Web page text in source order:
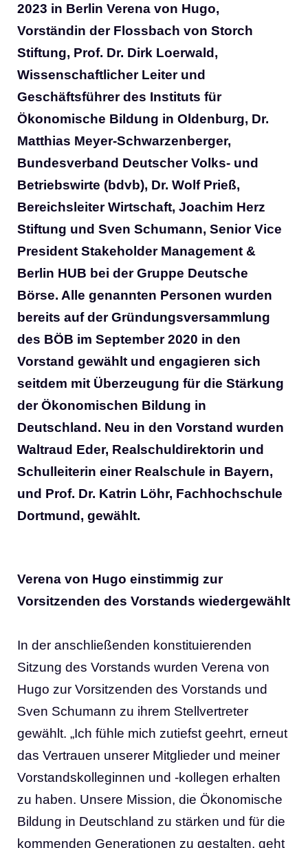
2023 in Berlin Verena von Hugo,
Vorständin der Flossbach von Storch
Stiftung, Prof. Dr. Dirk Loerwald,
Wissenschaftlicher Leiter und
Geschäftsführer des Instituts für
Ökonomische Bildung in Oldenburg, Dr.
Matthias Meyer-Schwarzenberger,
Bundesverband Deutscher Volks- und
Betriebswirte (bdvb), Dr. Wolf Prieß,
Bereichsleiter Wirtschaft, Joachim Herz
Stiftung und Sven Schumann, Senior Vice
President Stakeholder Management &
Berlin HUB bei der Gruppe Deutsche
Börse. Alle genannten Personen wurden
bereits auf der Gründungsversammlung
des BÖB im September 2020 in den
Vorstand gewählt und engagieren sich
seitdem mit Überzeugung für die Stärkung
der Ökonomischen Bildung in
Deutschland. Neu in den Vorstand wurden
Waltraud Eder, Realschuldirektorin und
Schulleiterin einer Realschule in Bayern,
und Prof. Dr. Katrin Löhr, Fachhochschule
Dortmund, gewählt.
Verena von Hugo einstimmig zur
Vorsitzenden des Vorstands wiedergewählt
In der anschließenden konstituierenden
Sitzung des Vorstands wurden Verena von
Hugo zur Vorsitzenden des Vorstands und
Sven Schumann zu ihrem Stellvertreter
gewählt. „Ich fühle mich zutiefst geehrt, erneut
das Vertrauen unserer Mitglieder und meiner
Vorstandskolleginnen und -kollegen erhalten
zu haben. Unsere Mission, die Ökonomische
Bildung in Deutschland zu stärken und für die
kommenden Generationen zu gestalten, geht